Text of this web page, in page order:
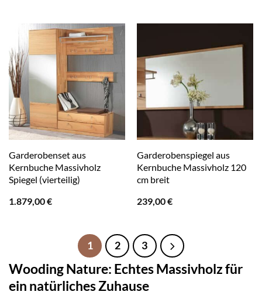
Garderobenset aus
Kernbuche Massivholz
Spiegel (vierteilig)
1.879,00€
Garderobenspiegel aus
Kernbuche Massivholz 120
cm breit
239,00€
1 2 3
Wooding Nature: Echtes Massivholz für
ein natürliches Zuhause